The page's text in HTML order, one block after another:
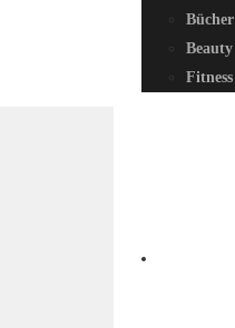
Bücher
Beauty
Fitness